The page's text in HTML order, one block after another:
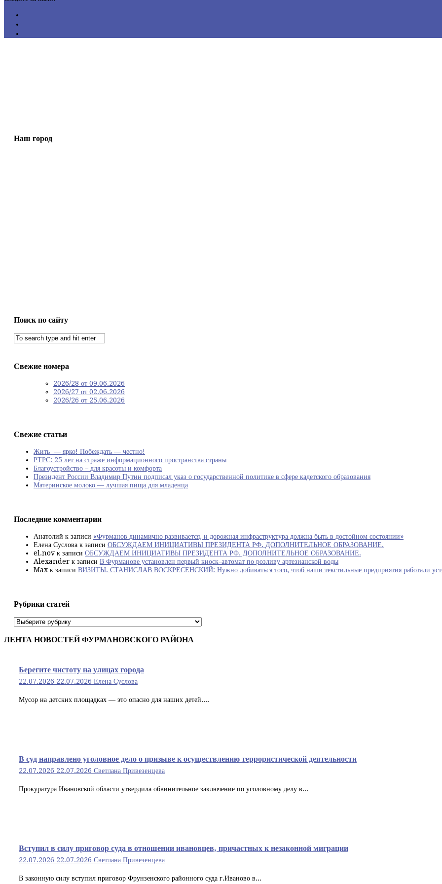
Наш город
Поиск по сайту
Свежие номера
2026/28 от 09.06.2026
2026/27 от 02.06.2026
2026/26 от 25.06.2026
Свежие статьи
Жить — ярко! Побеждать — честно!
РТРС: 25 лет на страже информационного пространства страны
Благоустройство – для красоты и комфорта
Президент России Владимир Путин подписал указ о государственной политике в сфере кадетского образования
Материнское молоко — лучшая пища для младенца
Последние комментарии
Анатолий к записи «Фурманов динамично развивается, и дорожная инфраструктура должна быть в достойном состоянии»
Елена Суслова к записи ОБСУЖДАЕМ ИНИЦИАТИВЫ ПРЕЗИДЕНТА РФ. ДОПОЛНИТЕЛЬНОЕ ОБРАЗОВАНИЕ.
el.nov к записи ОБСУЖДАЕМ ИНИЦИАТИВЫ ПРЕЗИДЕНТА РФ. ДОПОЛНИТЕЛЬНОЕ ОБРАЗОВАНИЕ.
Alexander к записи В Фурманове установлен первый киоск-автомат по розливу артезианской воды
Max к записи ВИЗИТЫ. СТАНИСЛАВ ВОСКРЕСЕНСКИЙ: Нужно добиваться того, чтоб наши текстильные предприятия работали
Рубрики статей
Рубрики
статей
ЛЕНТА НОВОСТЕЙ ФУРМАНОВСКОГО РАЙОНА
Берегите чистоту на улицах города
22.07.2026 22.07.2026 Елена Суслова
Мусор на детских площадках — это опасно для наших детей....
В суд направлено уголовное дело о призыве к осуществлению террористической деятельности
22.07.2026 22.07.2026 Светлана Привезенцева
Прокуратура Ивановской области утвердила обвинительное заключение по уголовному делу в...
Вступил в силу приговор суда в отношении ивановцев, причастных к незаконной миграции
22.07.2026 22.07.2026 Светлана Привезенцева
В законную силу вступил приговор Фрунзенского районного суда г.Иваново в...